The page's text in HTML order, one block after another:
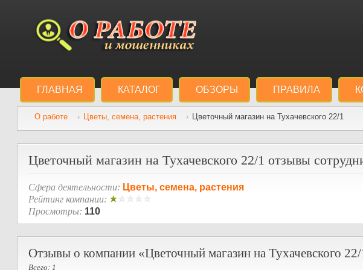
ГЛАВНАЯ КАТАЛОГ ОБЗОРЫ ПРАВИЛА
О работе Цветы, семена, растения Цветочный магазин на Тухачевского 22/1
Цветочный магазин на Тухачевского 22/1 отзывы
Сфера деятельности: Цветы, семена, растения
Рейтинг компании:
Просмотры: 110
Отзывы о компании «Цветочный магазин на Тухачевского
Всего: 1